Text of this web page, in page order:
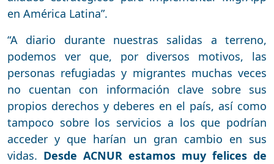
en América Latina”.
“A diario durante nuestras salidas a terreno,
podemos ver que, por diversos motivos, las
personas refugiadas y migrantes muchas veces
no cuentan con información clave sobre sus
propios derechos y deberes en el país, así como
tampoco sobre los servicios a los que podrían
acceder y que harían un gran cambio en sus
vidas. Desde ACNUR estamos muy felices de